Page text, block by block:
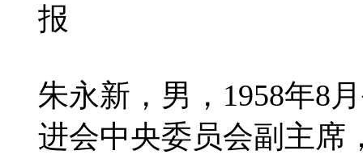
报
朱永新，男，1958年8
进会中央委员会副主席